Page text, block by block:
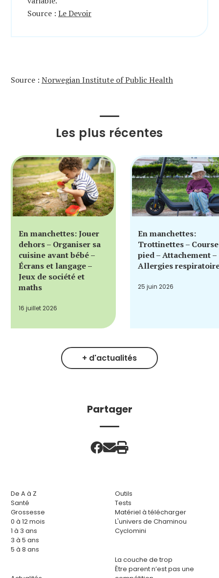
Source : Le Devoir
Source : Norwegian Institute of Public Health
Les plus récentes
En manchettes: Jouer
dehors – Organiser sa
cuisine avant bébé –
Écrans et langage –
Jeux de société et
maths
16 juillet 2026
En manchettes:
Trottinettes –
pied – Attachement –
Allergies
25 juin 2026
+ d'actualités
Partager
De A à Z
Santé
Grossesse
0 à 12 mois
1 à 3 ans
3 à 5 ans
5 à 8 ans
Outils
Tests
Matériel à télécharger
L'univers de Chaminou
Cyclomini
La couche de trop
Être parent n’est pas une